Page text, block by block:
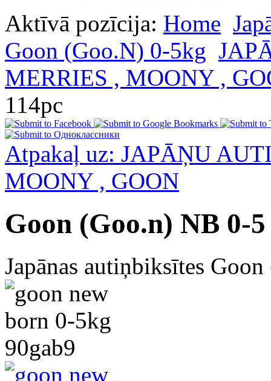
Aktīvā pozīcija: Home
Goon (Goo.N) 0-5kg
MERRIES , MOONY ,
114pc
Atpakaļ uz: JAPĀŅU
MOONY , GOON
Goon (Goo.n) NB 0-
Japānas autiņbiksītes